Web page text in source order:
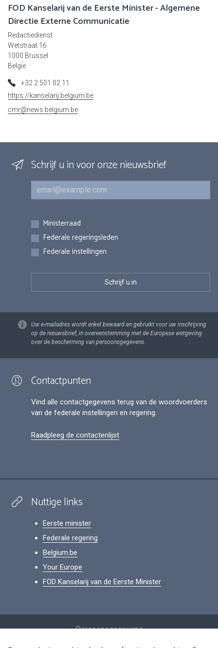
FOD Kanselarij van de Eerste Minister - Algemene
Directie Externe Communicatie
Redactiedienst
Wetstraat 16
1000 Brussel
België
+32 2 501 02 11
https://kanselarij.belgium.be
cmr@news.belgium.be
Schrijf u in voor onze nieuwsbrief
E-mail
Inschrijvingen
Ministerraad
Federale regeringsleden
Federale instellingen
Uw e-mailadres wordt enkel bewaard en gebruikt voor uw inschrijving
op de nieuwsbrief, in overeenstemming met de Europese wetgeving
over de bescherming van persoonsgegevens.
Contactpunten
Vind alle contactgegevens terug van de woordvoerders
van de federale instellingen en regering.
Raadpleeg de contactenlijst
Nuttige links
Eerste minister
Federale regering
Belgium.be
Your Europe
FOD Kanselarij van de Eerste Minister
Persoonsgegevens